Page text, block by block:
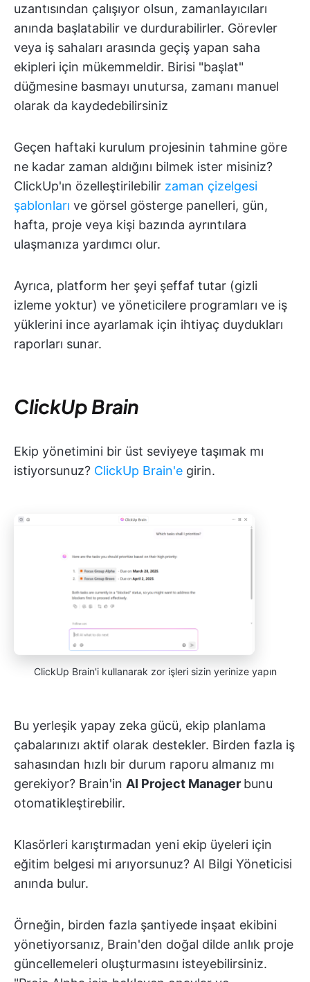
uzantısından çalışıyor olsun, zamanlayıcıları
anında başlatabilir ve durdurabilirler. Görevler
veya iş sahaları arasında geçiş yapan saha
ekipleri için mükemmeldir. Birisi "başlat"
düğmesine basmayı unutursa, zamanı manuel
olarak da kaydedebilirsiniz
Geçen haftaki kurulum projesinin tahmine göre
ne kadar zaman aldığını bilmek ister misiniz?
ClickUp'ın özelleştirilebilir zaman çizelgesi
şablonları ve görsel gösterge panelleri, gün,
hafta, proje veya kişi bazında ayrıntılara
ulaşmanıza yardımcı olur.
Ayrıca, platform her şeyi şeffaf tutar (gizli
izleme yoktur) ve yöneticilere programları ve iş
yüklerini ince ayarlamak için ihtiyaç duydukları
raporları sunar.
ClickUp Brain
Ekip yönetimini bir üst seviyeye taşımak mı
istiyorsunuz? ClickUp Brain'e girin.
ClickUp Brain'i kullanarak zor işleri sizin yerinize yapın
Bu yerleşik yapay zeka gücü, ekip planlama
çabalarınızı aktif olarak destekler. Birden fazla iş
sahasından hızlı bir durum raporu almanız mı
gerekiyor? Brain'in AI Project Manager bunu
otomatikleştirebilir.
Klasörleri karıştırmadan yeni ekip üyeleri için
eğitim belgesi mi arıyorsunuz? AI Bilgi Yöneticisi
anında bulur.
Örneğin, birden fazla şantiyede inşaat ekibini
yönetiyorsanız, Brain'den doğal dilde anlık proje
güncellemeleri oluşturmasını isteyebilirsiniz.